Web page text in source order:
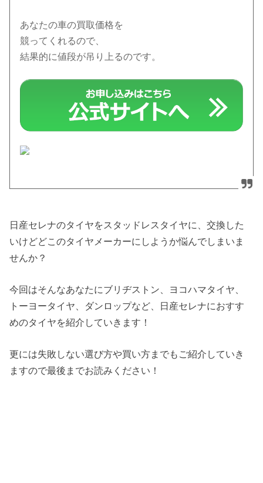
あなたの車の買取価格を
競ってくれるので、
結果的に値段が吊り上るのです。
日産セレナのタイヤをスタッドレスタイヤに、交換した
いけどどこのタイヤメーカーにしようか悩んでしまいま
せんか？
今回はそんなあなたにブリヂストン、ヨコハマタイヤ、
トーヨータイヤ、ダンロップなど、日産セレナにおすす
めのタイヤを紹介していきます！
更には失敗しない選び方や買い方までもご紹介していき
ますので最後までお読みください！